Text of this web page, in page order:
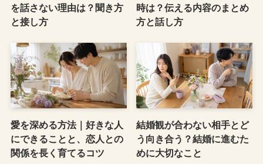
を話さない理由は？聞き方
と接し方
時は？伝える内容のまとめ
方と話し方
愛を深める方法｜好きな人
にできることと、恋人との
関係を長く育てるコツ
結婚観が合わない相手とど
う向き合う？結婚に進むた
めに大切なこと